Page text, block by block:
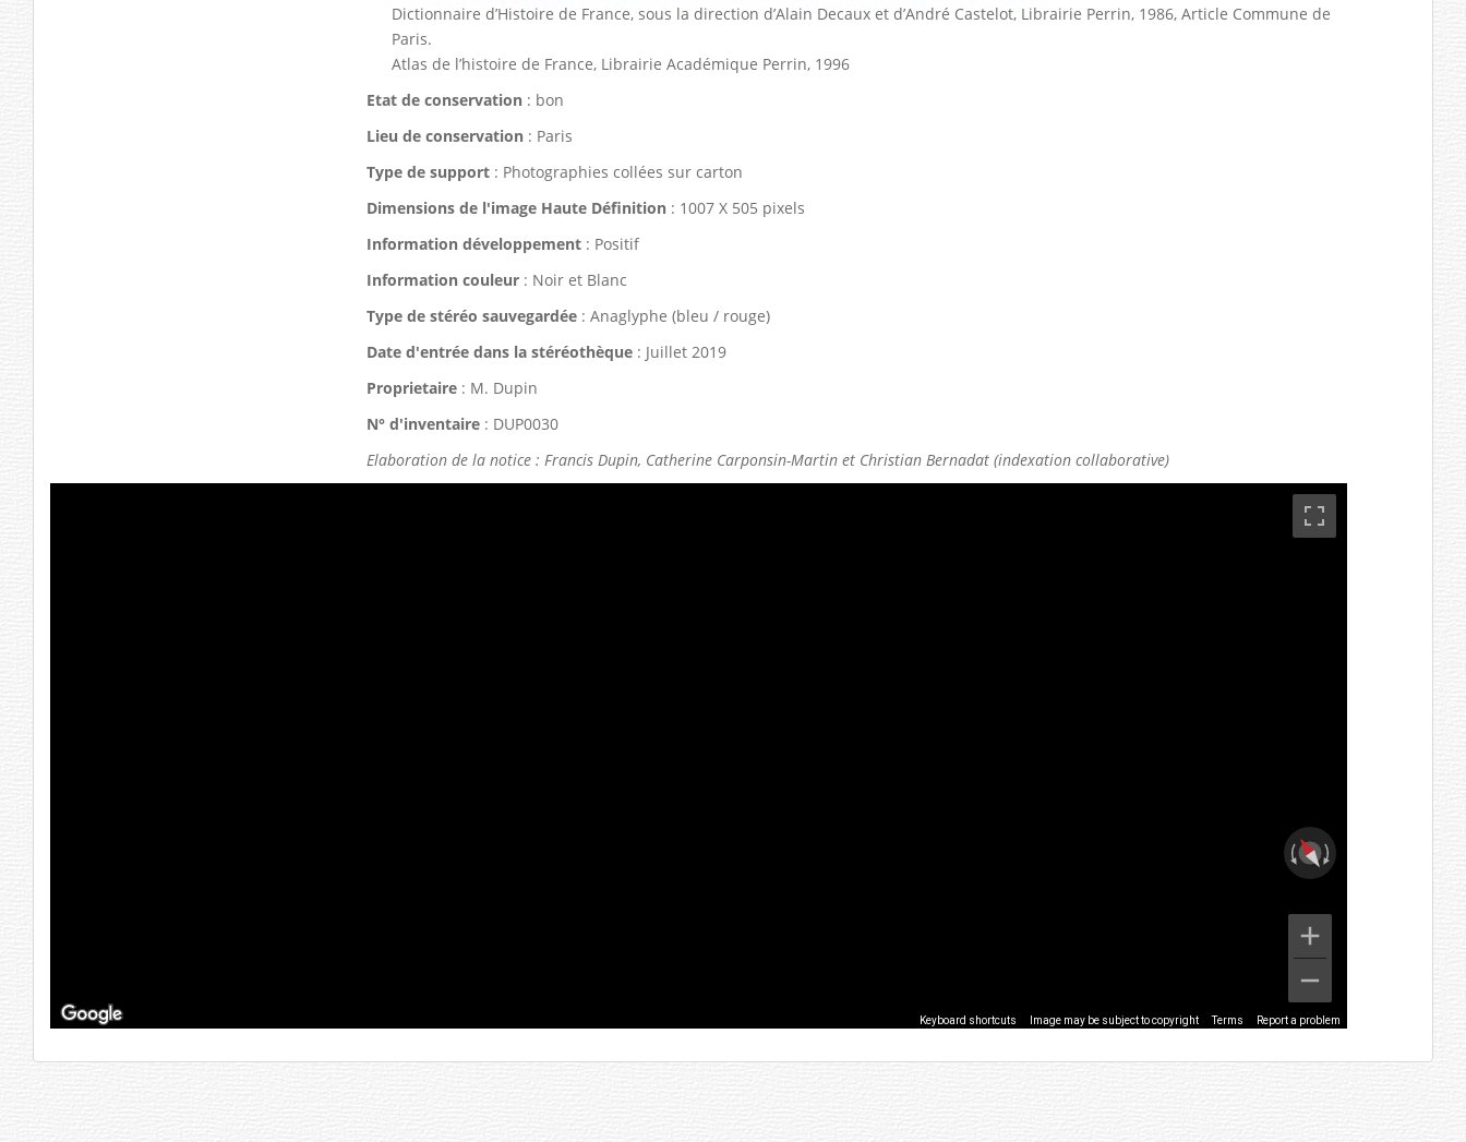
Dictionnaire d’Histoire de France, sous la direction d’Alain Decaux et d’André Castelot, Librairie Perrin, 1986, Article Commune de
Paris.
Atlas de l’histoire de France, Librairie Académique Perrin, 1996
Etat de conservation : bon
Lieu de conservation : Paris
Type de support : Photographies collées sur carton
Dimensions de l'image Haute Définition : 1007 X 505 pixels
Information développement : Positif
Information couleur : Noir et Blanc
Type de stéréo sauvegardée : Anaglyphe (bleu / rouge)
Date d'entrée dans la stéréothèque : Juillet 2019
Proprietaire : M. Dupin
N° d'inventaire : DUP0030
Elaboration de la notice : Francis Dupin, Catherine Carponsin-Martin et Christian Bernadat (indexation collaborative)
Keyboard shortcuts Image may be subject to copyright Terms Report a problem